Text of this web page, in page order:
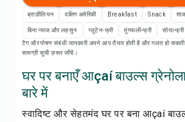
ब्राज़ीलियन दक्षिण अमेरिकी Breakfast Snack
बिना प्याज और लहसुन ग्लूटेन-फ्री मूंगफली-फ्री सोया-फ्री
टैग और पोषण संबंधी जानकारी अपने आप तैयार होती है और गलत हो
सामग्री सूची ज़रूर जाँचें।
घर पर बनाएँ आçaí बाउल्स
बारे में
स्वादिष्ट और सेहतमंद घर पर बना आçaí